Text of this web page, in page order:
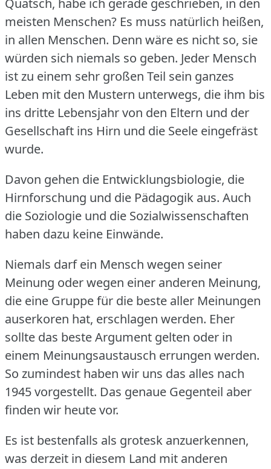
meisten Menschen? Es muss natürlich heißen,
in allen Menschen. Denn wäre es nicht so, sie
würden sich niemals so geben. Jeder Mensch
ist zu einem sehr großen Teil sein ganzes
Leben mit den Mustern unterwegs, die ihm bis
ins dritte Lebensjahr von den Eltern und der
Gesellschaft ins Hirn und die Seele eingefräst
wurde.
Davon gehen die Entwicklungsbiologie, die
Hirnforschung und die Pädagogik aus. Auch
die Soziologie und die Sozialwissenschaften
haben dazu keine Einwände.
Niemals darf ein Mensch wegen seiner
Meinung oder wegen einer anderen Meinung,
die eine Gruppe für die beste aller Meinungen
auserkoren hat, erschlagen werden. Eher
sollte das beste Argument gelten oder in
einem Meinungsaustausch errungen werden.
So zumindest haben wir uns das alles nach
1945 vorgestellt. Das genaue Gegenteil aber
finden wir heute vor.
Es ist bestenfalls als grotesk anzuerkennen,
was derzeit in diesem Land mit anderen